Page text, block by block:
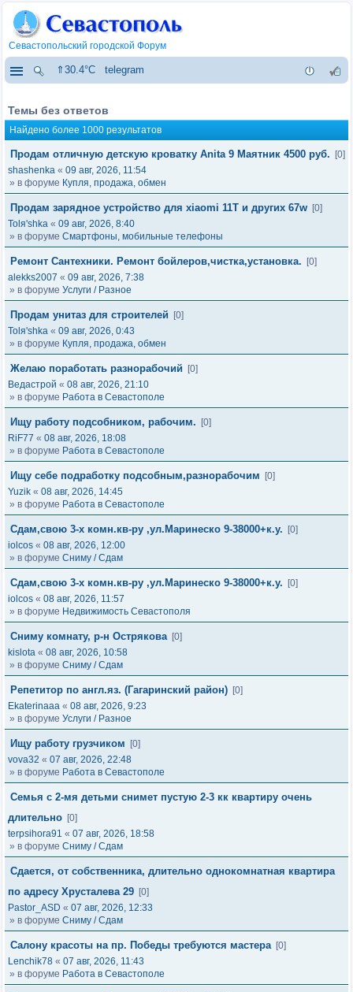
Севастопольский городской Форум
⇑30.4°C telegram
Темы без ответов
Найдено более 1000 результатов
Продам отличную детскую кроватку Anita 9 Маятник 4500 руб.
[0]
shashenka « 09 авг, 2026, 11:54
» в форуме Купля, продажа, обмен
Продам зарядное устройство для xiaomi 11T и других 67w [0]
Tolя'shka « 09 авг, 2026, 8:40
» в форуме Смартфоны, мобильные телефоны
Ремонт Сантехники. Ремонт бойлеров,чистка,установка.
[0]
alekks2007 « 09 авг, 2026, 7:38
» в форуме Услуги / Разное
Продам унитаз для строителей
[0]
Tolя'shka « 09 авг, 2026, 0:43
» в форуме Купля, продажа, обмен
Желаю поработать разнорабочий
[0]
Ведастрой « 08 авг, 2026, 21:10
» в форуме Работа в Севастополе
Ищу работу подсобником, рабочим.
[0]
RiF77 « 08 авг, 2026, 18:08
» в форуме Работа в Севастополе
Ищу себе подработку подсобным,разнорабочим
[0]
Yuzik « 08 авг, 2026, 14:45
» в форуме Работа в Севастополе
Сдам,свою 3-х комн.кв-ру ,ул.Маринеско 9-38000+к.у.
[0]
iolcos « 08 авг, 2026, 12:00
» в форуме Сниму / Сдам
Сдам,свою 3-х комн.кв-ру ,ул.Маринеско 9-38000+к.у.
[0]
iolcos « 08 авг, 2026, 11:57
» в форуме Недвижимость Севастополя
Сниму комнату, р-н Острякова [0]
kislota « 08 авг, 2026, 10:58
» в форуме Сниму / Сдам
Репетитор по англ.яз. (Гагаринский район) [0]
Ekaterinaaa « 08 авг, 2026, 9:23
» в форуме Услуги / Разное
Ищу работу грузчиком
[0]
vova32 « 07 авг, 2026, 22:48
» в форуме Работа в Севастополе
Семья с 2-мя детьми снимет пустую 2-3 кк квартиру очень
длительно [0]
terpsihora91 « 07 авг, 2026, 18:58
» в форуме Сниму / Сдам
Сдается, от собственника, длительно однокомнатная квартира
по адресу Хрусталева 29 [0]
Pastor_ASD « 07 авг, 2026, 12:33
» в форуме Сниму / Сдам
Салону красоты на пр. Победы требуются мастера [0]
Lenchik78 « 07 авг, 2026, 11:43
» в форуме Работа в Севастополе